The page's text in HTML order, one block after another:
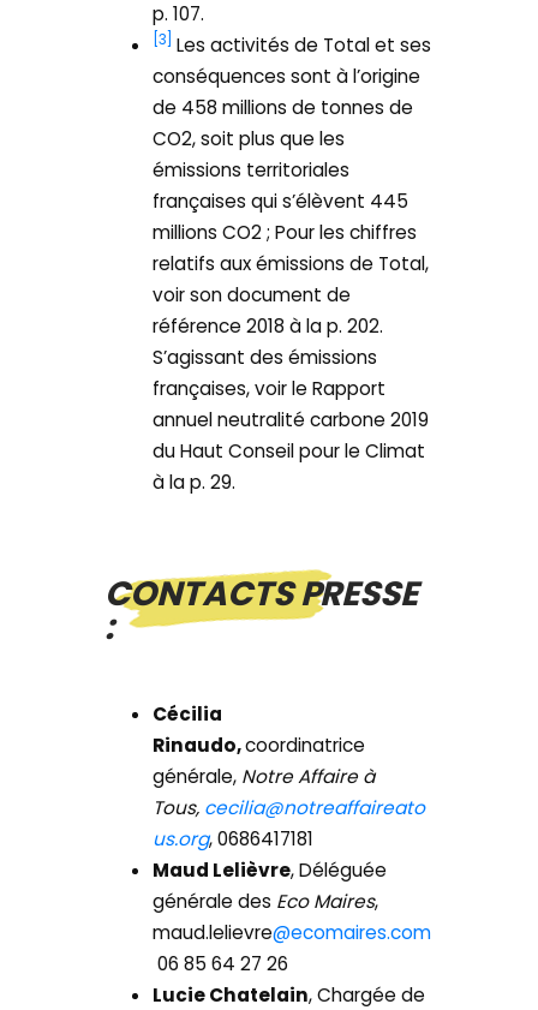
p. 107.
[3] Les activités de Total et ses
conséquences sont à l’origine
de 458 millions de tonnes de
CO2, soit plus que les
émissions territoriales
françaises qui s’élèvent 445
millions CO2 ; Pour les chiffres
relatifs aux émissions de Total,
voir son document de
référence 2018 à la p. 202.
S’agissant des émissions
françaises, voir le Rapport
annuel neutralité carbone 2019
du Haut Conseil pour le Climat
à la p. 29.
CONTACTS PRESSE
:
Cécilia
Rinaudo,coordinatrice
générale, Notre Affaire à
Tous, cecilia@notreaffaireato
us.org, 0686417181
Maud Lelièvre, Déléguée
générale des Eco Maires,
maud.lelievre@ecomaires.com
06 85 64 27 26
Lucie Chatelain, Chargée de